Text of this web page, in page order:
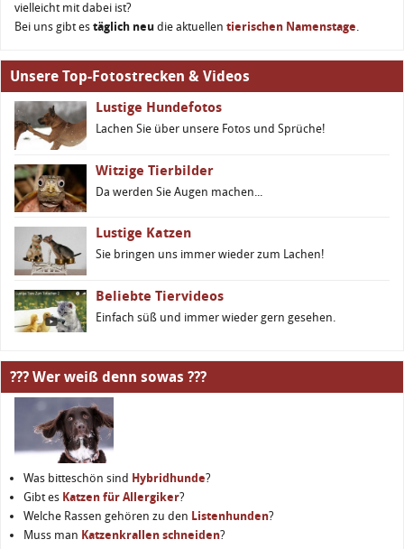
vielleicht mit dabei ist?
Bei uns gibt es täglich neu die aktuellen tierischen Namenstage.
Unsere Top-Fotostrecken & Videos
Lustige Hundefotos
Lachen Sie über unsere Fotos und Sprüche!
Witzige Tierbilder
Da werden Sie Augen machen...
Lustige Katzen
Sie bringen uns immer wieder zum Lachen!
Beliebte Tiervideos
Einfach süß und immer wieder gern gesehen.
??? Wer weiß denn sowas ???
Was bitteschön sind Hybridhunde?
Gibt es Katzen für Allergiker?
Welche Rassen gehören zu den Listenhunden?
Muss man Katzenkrallen schneiden?